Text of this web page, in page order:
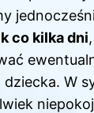
co kilka dni
W